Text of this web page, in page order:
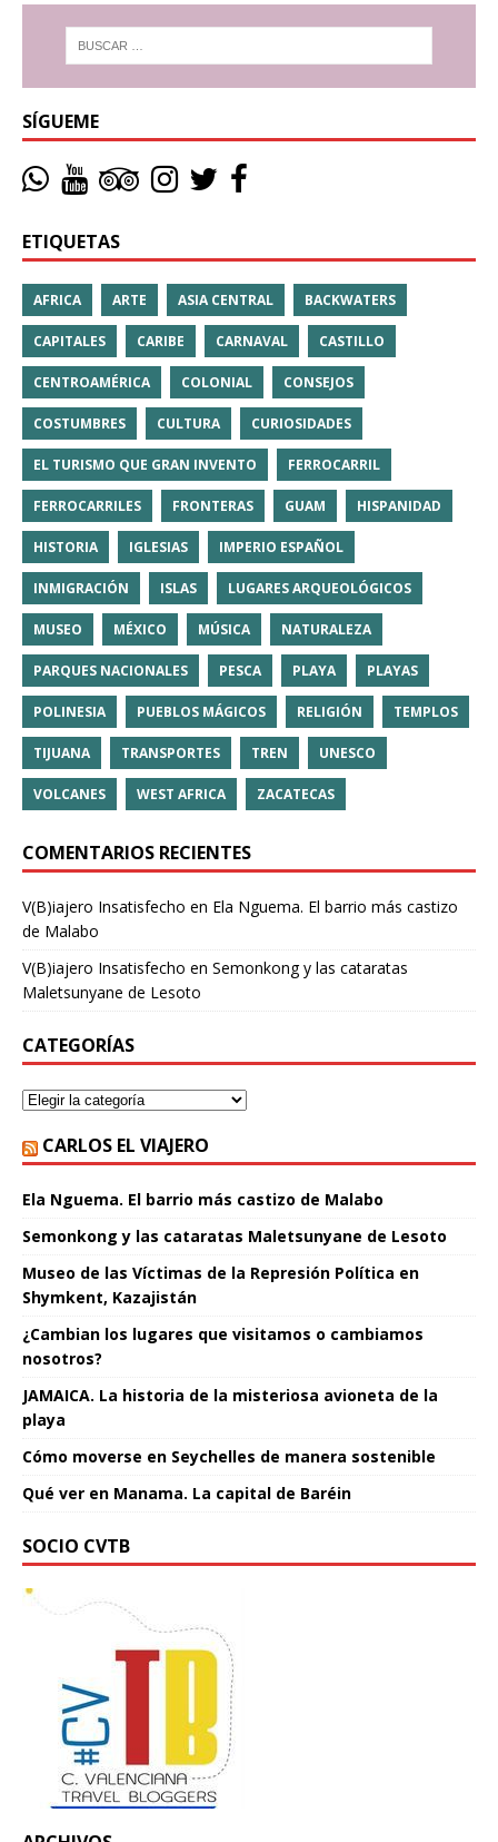
SÍGUEME
ETIQUETAS
AFRICA ARTE ASIA CENTRAL BACKWATERS
CAPITALES CARIBE CARNAVAL CASTILLO
CENTROAMÉRICA COLONIAL CONSEJOS
COSTUMBRES CULTURA CURIOSIDADES
EL TURISMO QUE GRAN INVENTO FERROCARRIL
FERROCARRILES FRONTERAS GUAM HISPANIDAD
HISTORIA IGLESIAS IMPERIO ESPAÑOL
INMIGRACIÓN ISLAS LUGARES ARQUEOLÓGICOS
MUSEO MÉXICO MÚSICA NATURALEZA
PARQUES NACIONALES PESCA PLAYA PLAYAS
POLINESIA PUEBLOS MÁGICOS RELIGIÓN TEMPLOS
TIJUANA TRANSPORTES TREN UNESCO
VOLCANES WEST AFRICA ZACATECAS
COMENTARIOS RECIENTES
V(B)iajero Insatisfecho en Ela Nguema. El barrio más castizo
de Malabo
V(B)iajero Insatisfecho en Semonkong y las cataratas
Maletsunyane de Lesoto
CATEGORÍAS
CARLOS EL VIAJERO
Ela Nguema. El barrio más castizo de Malabo
Semonkong y las cataratas Maletsunyane de Lesoto
Museo de las Víctimas de la Represión Política en
Shymkent, Kazajistán
¿Cambian los lugares que visitamos o cambiamos
nosotros?
JAMAICA. La historia de la misteriosa avioneta de la
playa
Cómo moverse en Seychelles de manera sostenible
Qué ver en Manama. La capital de Baréin
SOCIO CVTB